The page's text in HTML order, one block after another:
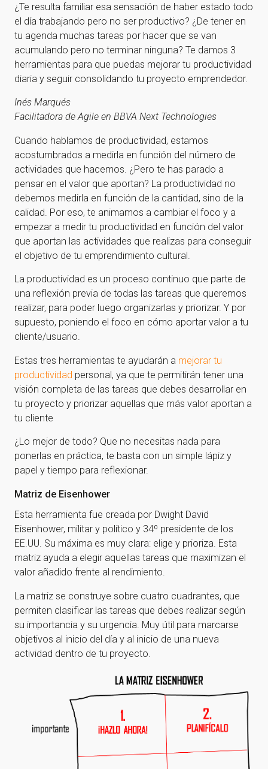
¿Te resulta familiar esa sensación de haber estado todo
el día trabajando pero no ser productivo? ¿De tener en
tu agenda muchas tareas por hacer que se van
acumulando pero no terminar ninguna? Te damos 3
herramientas para que puedas mejorar tu productividad
diaria y seguir consolidando tu proyecto emprendedor.
Inés Marqués
Facilitadora de Agile en BBVA Next Technologies
Cuando hablamos de productividad, estamos
acostumbrados a medirla en función del número de
actividades que hacemos. ¿Pero te has parado a
pensar en el valor que aportan? La productividad no
debemos medirla en función de la cantidad, sino de la
calidad. Por eso, te animamos a cambiar el foco y a
empezar a medir tu productividad en función del valor
que aportan las actividades que realizas para conseguir
el objetivo de tu emprendimiento cultural.
La productividad es un proceso continuo que parte de
una reflexión previa de todas las tareas que queremos
realizar, para poder luego organizarlas y priorizar. Y por
supuesto, poniendo el foco en cómo aportar valor a tu
cliente/usuario.
Estas tres herramientas te ayudarán a mejorar tu
productividad personal, ya que te permitirán tener una
visión completa de las tareas que debes desarrollar en
tu proyecto y priorizar aquellas que más valor aportan a
tu cliente
¿Lo mejor de todo? Que no necesitas nada para
ponerlas en práctica, te basta con un simple lápiz y
papel y tiempo para reflexionar.
Matriz de Eisenhower
Esta herramienta fue creada por Dwight David
Eisenhower, militar y político y 34º presidente de los
EE.UU. Su máxima es muy clara: elige y prioriza. Esta
matriz ayuda a elegir aquellas tareas que maximizan el
valor añadido frente al rendimiento.
La matriz se construye sobre cuatro cuadrantes, que
permiten clasificar las tareas que debes realizar según
su importancia y su urgencia. Muy útil para marcarse
objetivos al inicio del día y al inicio de una nueva
actividad dentro de tu proyecto.